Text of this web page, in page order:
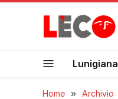
Lunigiana
Home » Archivio